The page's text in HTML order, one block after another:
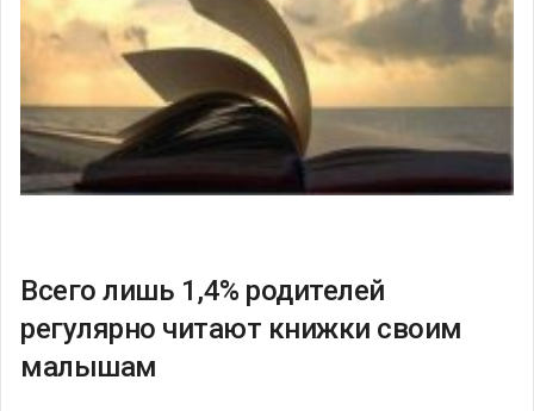
Всего лишь 1,4% родителей
регулярно читают книжки своим
малышам